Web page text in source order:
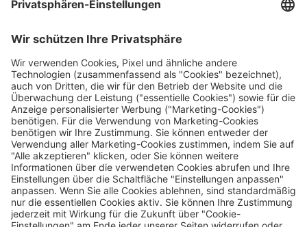
Karte
Rožany